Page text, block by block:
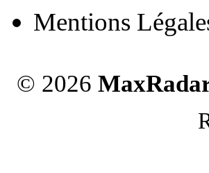
Mentions
© 2026